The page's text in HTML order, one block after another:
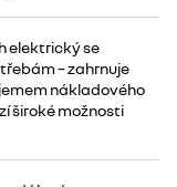
elektrický se
– zahrnuje
nákladového
široké možnosti